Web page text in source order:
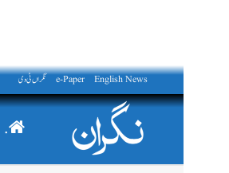
English News
e-Paper نگراں ٹی وی
.